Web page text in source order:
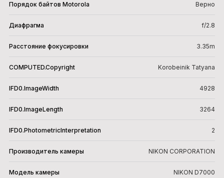
Порядок байтов Motorola Верно
Диафрагма f/2.8
Расстояние фокусировки 3.35m
COMPUTED.Copyright Korobeinik Tatyana
IFD0.ImageWidth 4928
IFD0.ImageLength 3264
IFD0.PhotometricInterpretation 2
Производитель камеры NIKON CORPORATION
Модель камеры NIKON D7000